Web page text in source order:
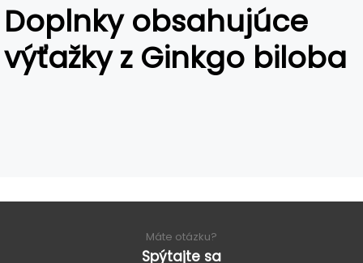
Doplnky obsahujúce
výťažky z Ginkgo biloba
Máte otázku?
Spýtajte sa